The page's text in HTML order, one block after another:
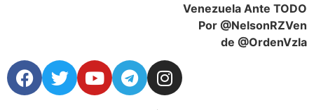
Venezuela Ante TODO
Por @NelsonRZVen
de @OrdenVzla